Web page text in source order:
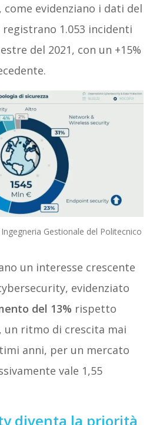
evidenziano i dati del
1.053 incidenti
del 2021, con un +15%
Gestionale del Politecnico
un interesse crescente
evidenziato
del 13% rispetto
un ritmo di crescita mai
anni, per un mercato
vale 1,55
diventa la priorità